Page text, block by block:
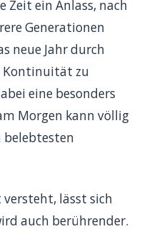
Zeit ein Anlass, nach
Generationen
neue Jahr durch
Kontinuität zu
eine besonders
Morgen kann völlig
belebtesten
lässt sich
auch berührender.